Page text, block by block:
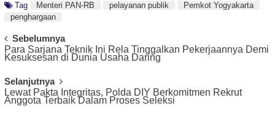
Tag Menteri PAN-RB pelayanan publik
Pemkot Yogyakarta
penghargaan
Post
Navigation
Sebelumnya
Para Sarjana Teknik Ini Rela Tinggalkan Pekerjaannya Demi
Kesuksesan di Dunia Usaha Daring
Selanjutnya
Lewat Pakta Integritas, Polda DIY Berkomitmen Rekrut
Anggota Terbaik Dalam Proses Seleksi